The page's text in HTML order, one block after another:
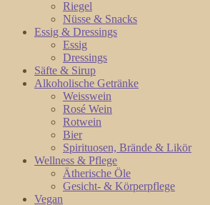
Riegel
Nüsse & Snacks
Essig & Dressings
Essig
Dressings
Säfte & Sirup
Alkoholische Getränke
Weisswein
Rosé Wein
Rotwein
Bier
Spirituosen, Brände & Likör
Wellness & Pflege
Ätherische Öle
Gesicht- & Körperpflege
Vegan